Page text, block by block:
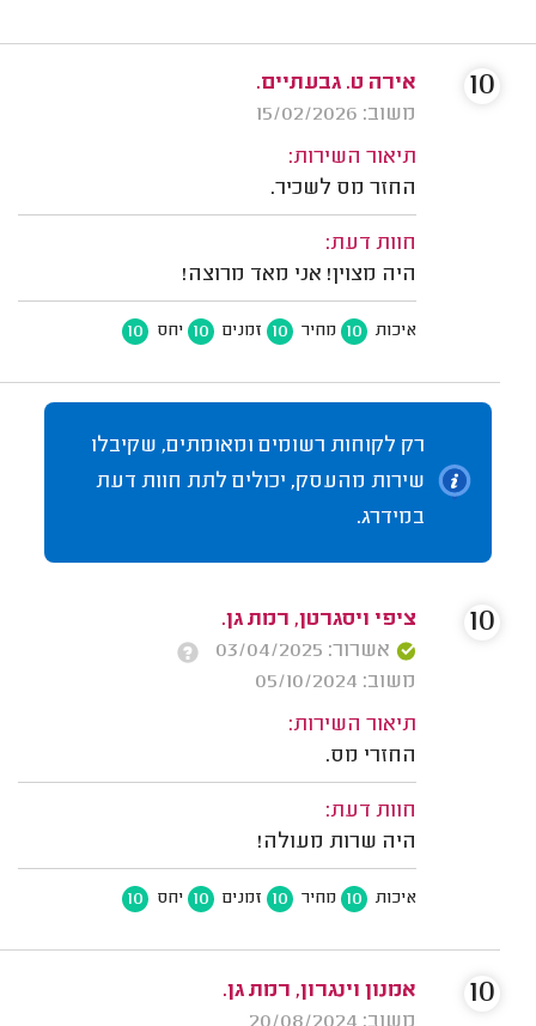
אירה ט. גבעתיים.
משוב: 15/02/2026
תיאור השירות:
החזר מס לשכיר.
חוות דעת:
היה מצוין! אני מאד מרוצה!
איכות 10 מחיר 10 זמנים 10 יחס 10
10
רק לקוחות רשומים ומאומתים, שקיבלו
שירות מהעסק, יכולים לתת חוות דעת
במידרג.
ציפי ויסגרטן, רמת גן.
אשרור: 03/04/2025
משוב: 05/10/2024
תיאור השירות:
החזרי מס.
חוות דעת:
היה שרות מעולה!
איכות 10 מחיר 10 זמנים 10 יחס 10
10
אמנון וינגרון, רמת גן.
10